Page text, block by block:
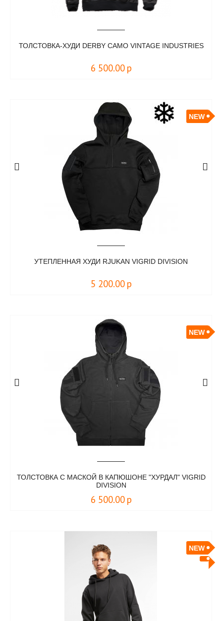
ТОЛСТОВКА-ХУДИ DERBY CAMO VINTAGE INDUSTRIES
6 500.00 р
NEW
УТЕПЛЕННАЯ ХУДИ RJUKAN VIGRID DIVISION
5 200.00 р
NEW
ТОЛСТОВКА С МАСКОЙ В КАПЮШОНЕ "ХУРДАЛ" VIGRID
DIVISION
6 500.00 р
NEW